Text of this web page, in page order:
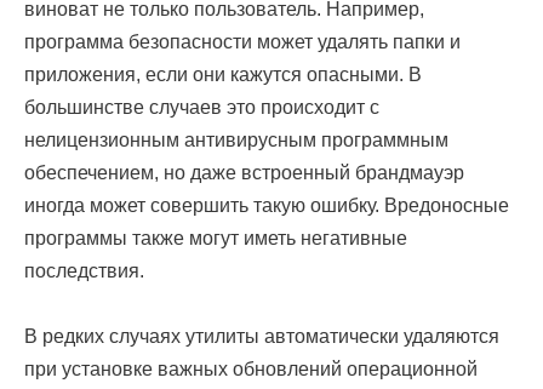
виноват не только пользователь. Например,
программа безопасности может удалять папки и
приложения, если они кажутся опасными. В
большинстве случаев это происходит с
нелицензионным антивирусным программным
обеспечением, но даже встроенный брандмауэр
иногда может совершить такую ошибку. Вредоносные
программы также могут иметь негативные
последствия.
В редких случаях утилиты автоматически удаляются
при установке важных обновлений операционной